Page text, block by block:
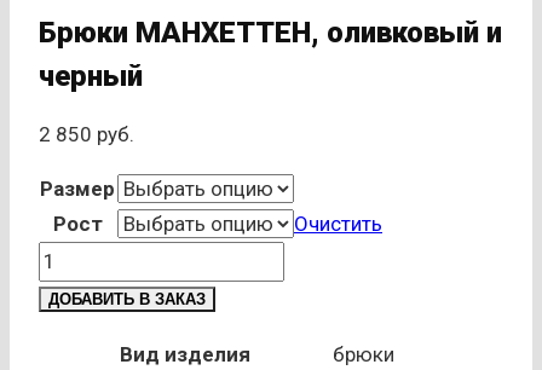
Брюки МАНХЕТТЕН, оливковый и
черный
2 850 руб.
Размер
Рост
Очистить
Количество
товара
МАНХЕТТЕН,
ДОБАВИТЬ В ЗАКАЗ
Вид изделия брюки